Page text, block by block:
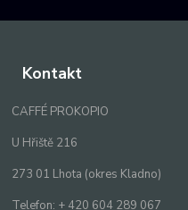
Kontakt
CAFFÉ PROKOPIO
U Hřiště 216
273 01 Lhota (okres Kladno)
Telefon: + 420 604 289 067